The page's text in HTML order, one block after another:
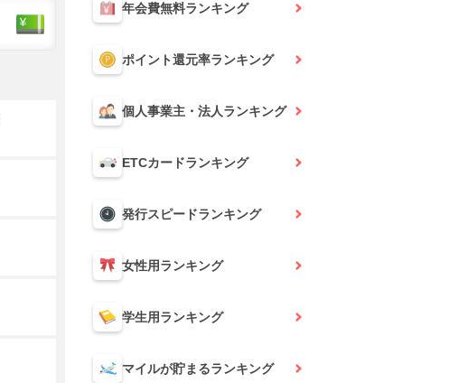
年会費無料ランキング
ポイント還元率ランキング
個人事業主・法人ランキング
ETCカードランキング
発行スピードランキング
女性用ランキング
学生用ランキング
マイルが貯まるランキング